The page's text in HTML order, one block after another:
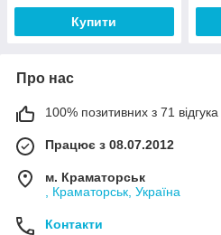
Купити
Про нас
100% позитивних з 71 відгука
Працює з 08.07.2012
м. Краматорськ
, Краматорськ, Україна
Контакти